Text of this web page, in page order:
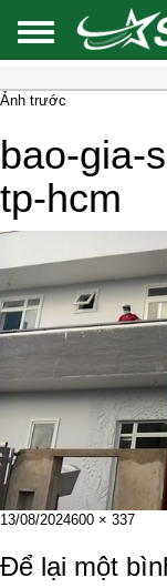
Ảnh trước
bao-gia-
tp-hcm
Đăng
ngày
13/08/2024Kích
đầy
đủ
600 × 337
Để lại một